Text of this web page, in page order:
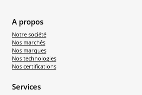
A propos
Notre société
Nos marchés
Nos marques
Nos technologies
Nos certifications
Services